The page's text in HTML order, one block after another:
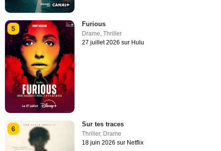
5
Furious
Drame,Thriller
27 juillet 2026 sur Hulu
6
Sur tes traces
Thriller, Drame
18 juin 2026 sur Netflix